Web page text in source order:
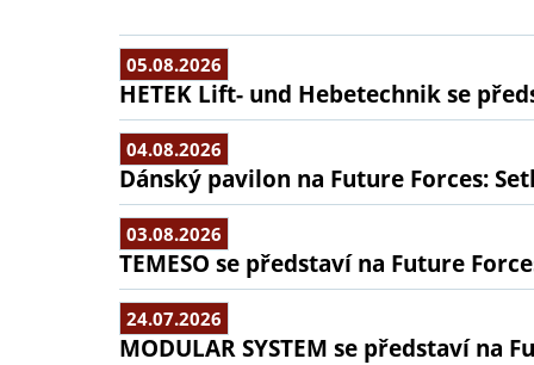
05.08.2026
HETEK Lift- und Hebetechnik se
04.08.2026
Dánský pavilon na Future Forces:
03.08.2026
TEMESO se představí na Future
24.07.2026
MODULAR SYSTEM se představí na